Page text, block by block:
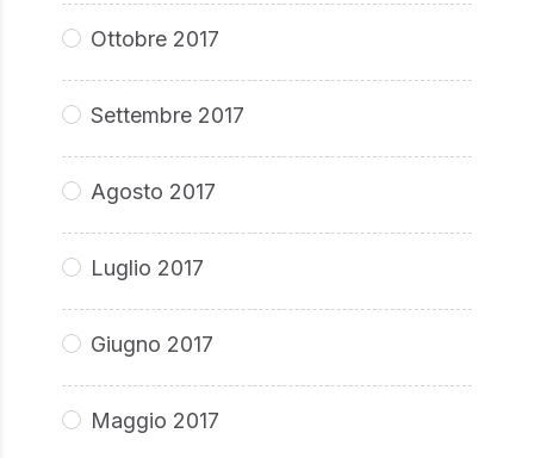
Ottobre 2017
Settembre 2017
Agosto 2017
Luglio 2017
Giugno 2017
Maggio 2017